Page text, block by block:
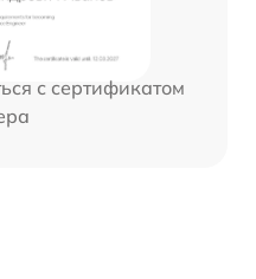
с сертификатом